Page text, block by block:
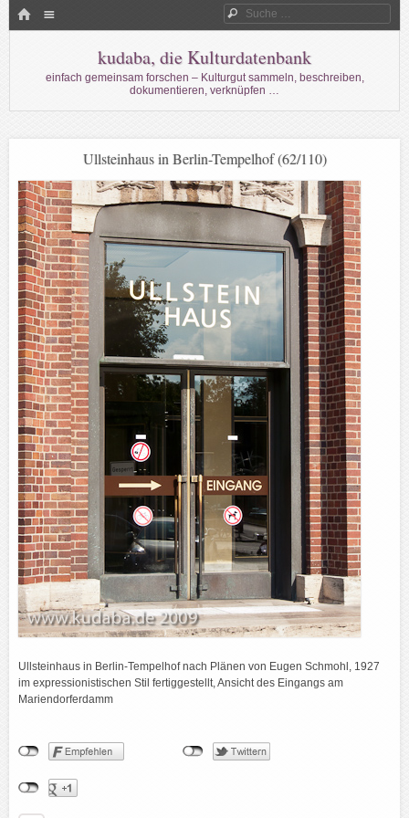
HOME Suche
kudaba, die Kulturdatenbank
einfach gemeinsam forschen – Kulturgut sammeln, beschreiben,
dokumentieren, verknüpfen …
Ullsteinhaus in Berlin-Tempelhof (62/110)
Ullsteinhaus in Berlin-Tempelhof nach Plänen von Eugen Schmohl, 1927
im expressionistischen Stil fertiggestellt, Ansicht des Eingangs am
Mariendorferdamm